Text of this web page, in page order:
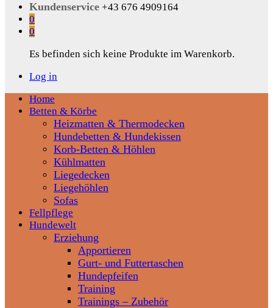
Kundenservice +43 676 4909164
0
0
Es befinden sich keine Produkte im Warenkorb.
Log in
Home
Betten & Körbe
Heizmatten & Thermodecken
Hundebetten & Hundekissen
Korb-Betten & Höhlen
Kühlmatten
Liegedecken
Liegehöhlen
Sofas
Fellpflege
Hundewelt
Erziehung
Apportieren
Gurt- und Futtertaschen
Hundepfeifen
Training
Trainings – Zubehör